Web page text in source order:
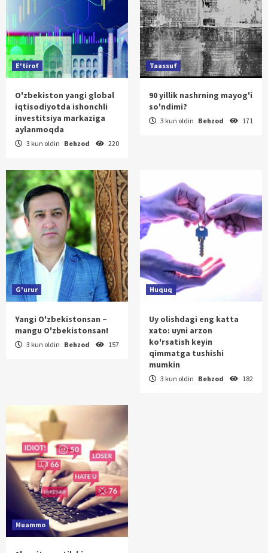
E'tirof
O'zbekiston yangi global
iqtisodiyotda ishonchli
investitsiya markaziga
aylanmoqda
3 kun oldin Behzod 220
Taassuf
90 yillik nashrning mayog'i
so'ndimi?
3 kun oldin Behzod 171
G'urur
Yangi O'zbekistonsan –
mangu O'zbekistonsan!
3 kun oldin Behzod 157
Huquq
Uy olishdagi eng katta
xato: uyni arzon
ko'rsatish keyin
qimmatga tushishi
mumkin
3 kun oldin Behzod 182
Muammo